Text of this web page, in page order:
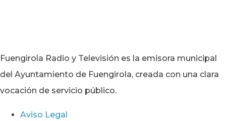
Fuengirola Radio y Televisión es la emisora municipal
del Ayuntamiento de Fuengirola, creada con una clara
vocación de servicio público.
Aviso Legal